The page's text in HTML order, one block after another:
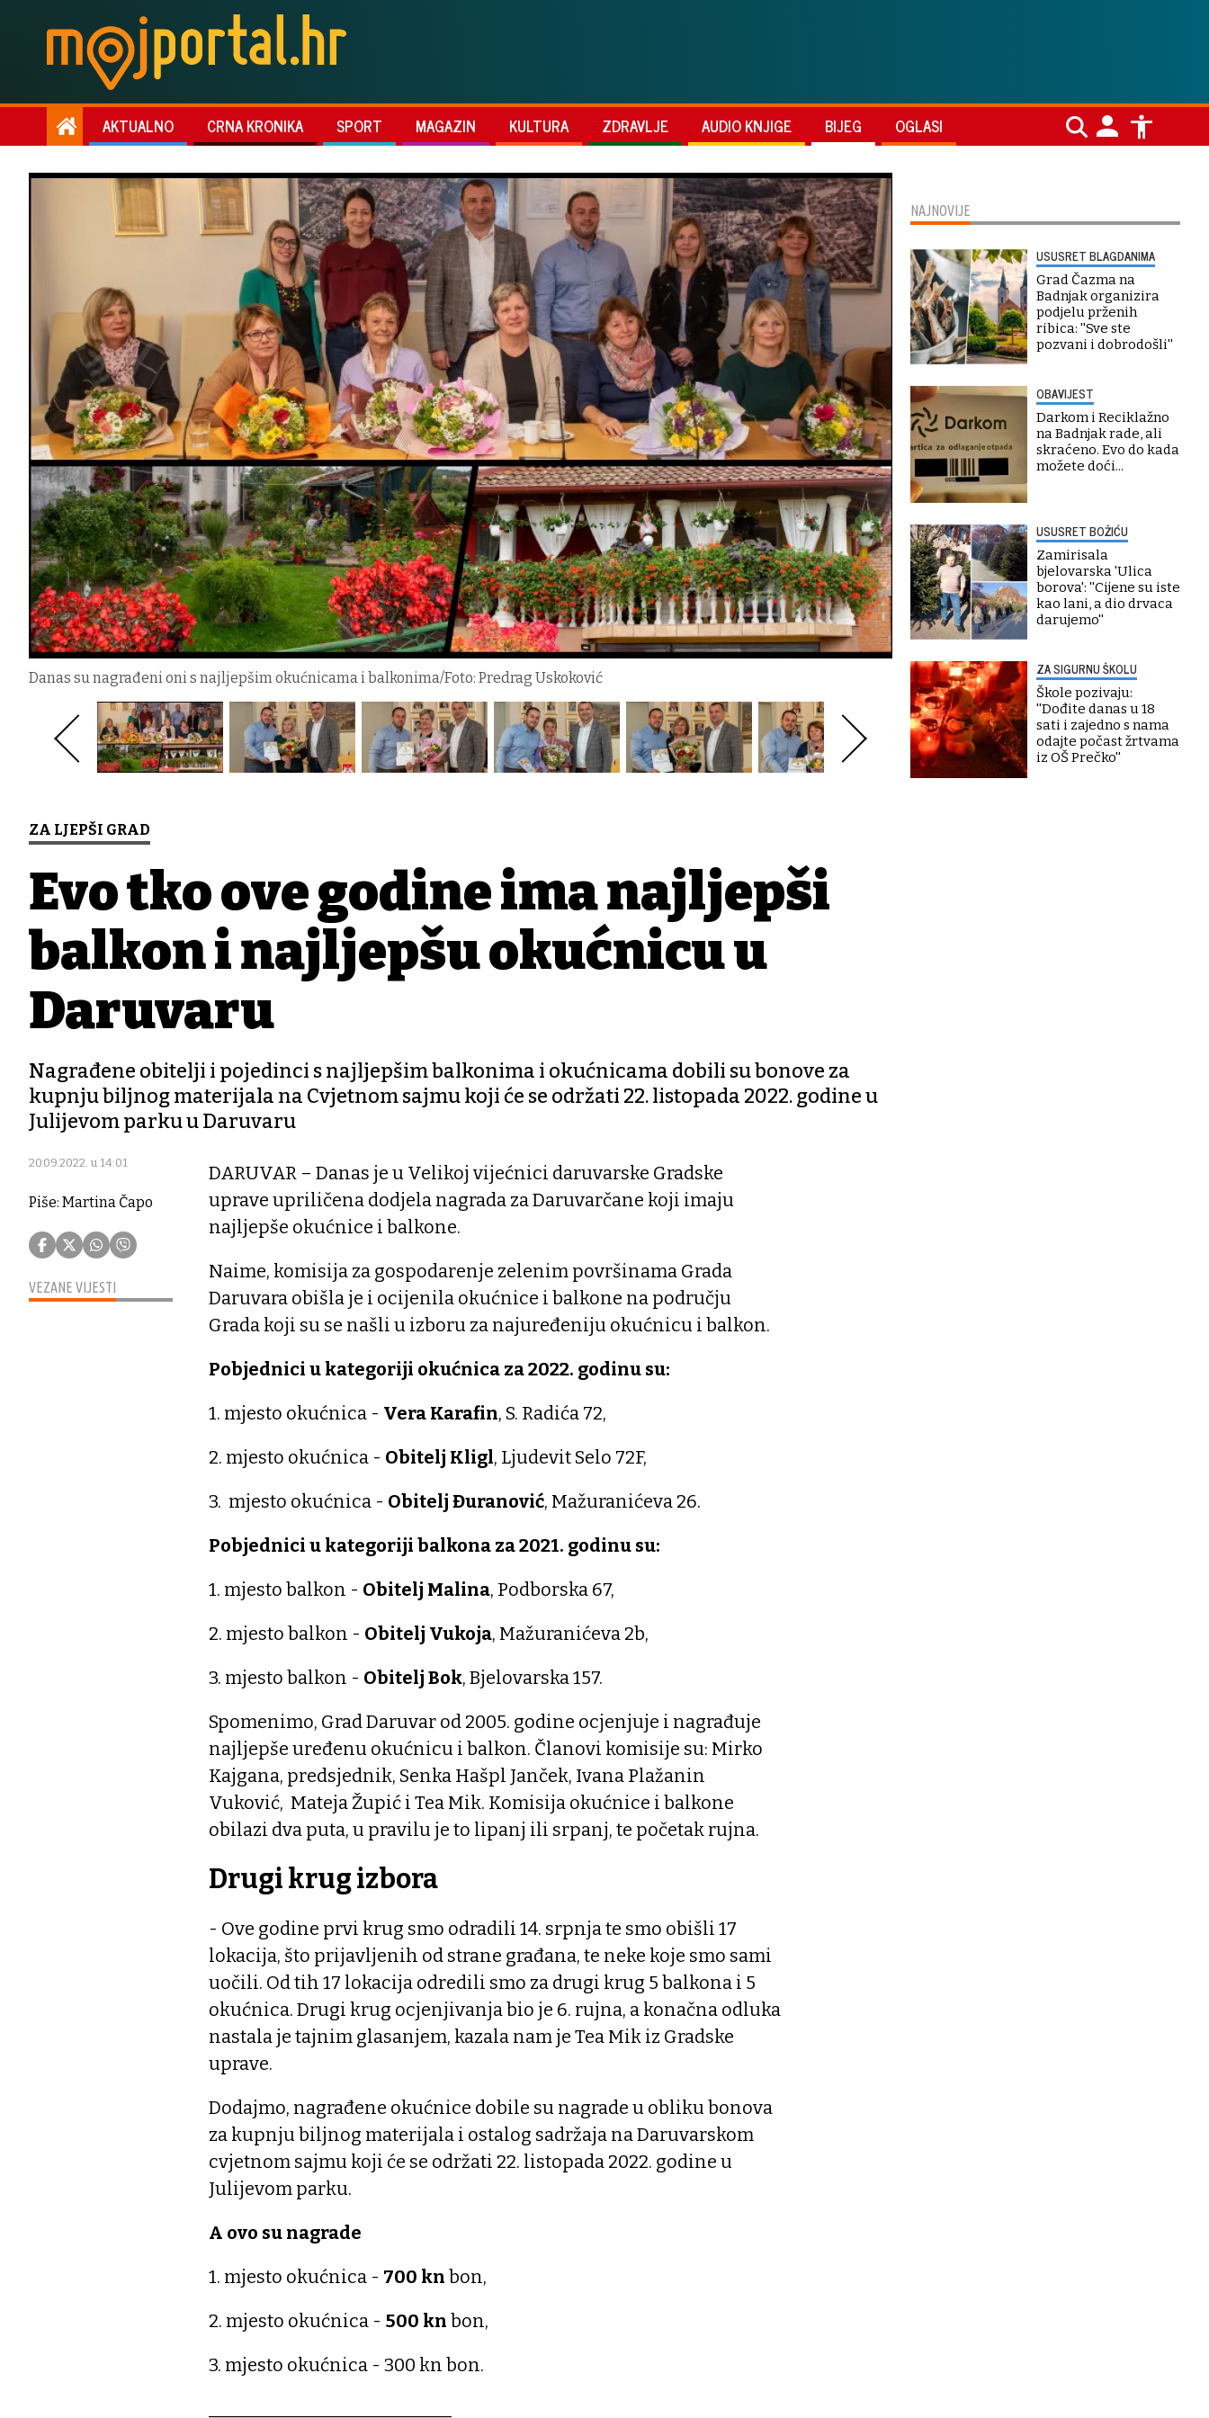
AKTUALNO CRNA KRONIKA SPORT MAGAZIN KULTURA ZDRAVLJE AUDIO KNJIGE BIJEG OGLASI
Danas su nagrađeni oni s najljepšim okućnicama i balkonima/Foto: Predrag Uskoković
ZA LJEPŠI GRAD
Evo tko ove godine ima najljepši
balkon i najljepšu okućnicu u
Daruvaru
Nagrađene obitelji i pojedinci s najljepšim balkonima i okućnicama dobili su bonove za
kupnju biljnog materijala na Cvjetnom sajmu koji će se održati 22. listopada 2022. godine u
Julijevom parku u Daruvaru
20.09.2022. u 14:01
Piše: Martina Čapo
VEZANE VIJESTI
DARUVAR – Danas je u Velikoj vijećnici daruvarske Gradske
uprave upriličena dodjela nagrada za Daruvarčane koji imaju
najljepše okućnice i balkone.
Naime, komisija za gospodarenje zelenim površinama Grada
Daruvara obišla je i ocijenila okućnice i balkone na području
Grada koji su se našli u izboru za najuređeniju okućnicu i balkon.
Pobjednici u kategoriji okućnica za 2022. godinu su:
1. mjesto okućnica - Vera Karafin, S. Radića 72,
2. mjesto okućnica - Obitelj Kligl, Ljudevit Selo 72F,
3. mjesto okućnica - Obitelj Đuranović, Mažuranićeva 26.
Pobjednici u kategoriji balkona za 2021. godinu su:
1. mjesto balkon - Obitelj Malina, Podborska 67,
2. mjesto balkon - Obitelj Vukoja, Mažuranićeva 2b,
3. mjesto balkon - Obitelj Bok, Bjelovarska 157.
Spomenimo, Grad Daruvar od 2005. godine ocjenjuje i nagrađuje
najljepše uređenu okućnicu i balkon. Članovi komisije su: Mirko
Kajgana, predsjednik, Senka Hašpl Janček, Ivana Plažanin
Vuković, Mateja Župić i Tea Mik. Komisija okućnice i balkone
obilazi dva puta, u pravilu je to lipanj ili srpanj, te početak rujna.
Drugi krug izbora
- Ove godine prvi krug smo odradili 14. srpnja te smo obišli 17
lokacija, što prijavljenih od strane građana, te neke koje smo sami
uočili. Od tih 17 lokacija odredili smo za drugi krug 5 balkona i 5
okućnica. Drugi krug ocjenjivanja bio je 6. rujna, a konačna odluka
nastala je tajnim glasanjem, kazala nam je Tea Mik iz Gradske
uprave.
Dodajmo, nagrađene okućnice dobile su nagrade u obliku bonova
za kupnju biljnog materijala i ostalog sadržaja na Daruvarskom
cvjetnom sajmu koji će se održati 22. listopada 2022. godine u
Julijevom parku.
A ovo su nagrade
1. mjesto okućnica - 700 kn bon,
2. mjesto okućnica - 500 kn bon,
3. mjesto okućnica - 300 kn bon.
NAJNOVIJE
USUSRET BLAGDANIMA
Grad Čazma na
Badnjak organizira
podjelu prženih
ribica: ''Sve ste
pozvani i dobrodošli''
OBAVIJEST
Darkom i Reciklažno
na Badnjak rade, ali
skraćeno. Evo do kada
možete doći...
USUSRET BOŽIĆU
Zamirisala
bjelovarska 'Ulica
borova': ''Cijene su iste
kao lani, a dio drvaca
darujemo''
ZA SIGURNU ŠKOLU
Škole pozivaju:
''Dođite danas u 18
sati i zajedno s nama
odajte počast žrtvama
iz OŠ Prečko''